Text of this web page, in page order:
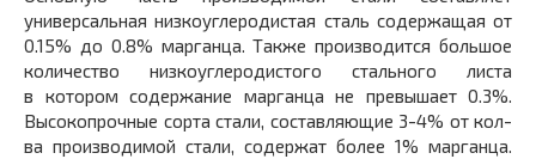
универсальная низкоуглеродистая сталь содержащая от
0.15% до 0.8% марганца. Также производится большое
количество низкоуглеродистого стального листа
в котором содержание марганца не превышает 0.3%.
Высокопрочные сорта стали, составляющие 3-4% от кол-
ва производимой стали, содержат более 1% марганца.